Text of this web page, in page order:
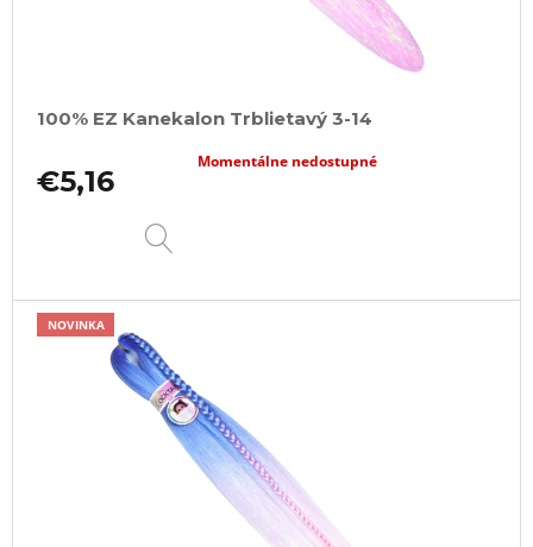
100% EZ Kanekalon Trblietavý 3-14
€5,16
Momentálne nedostupné
NOVINKA